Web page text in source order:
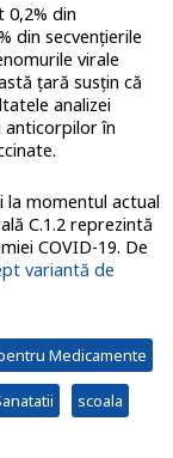
0,2% din
din secvențierile
virale
țară susțin că
analizei
anticorpilor în
la momentul actual
C.1.2 reprezintă
COVID-19. De
variantă de
Medicamente
scoala